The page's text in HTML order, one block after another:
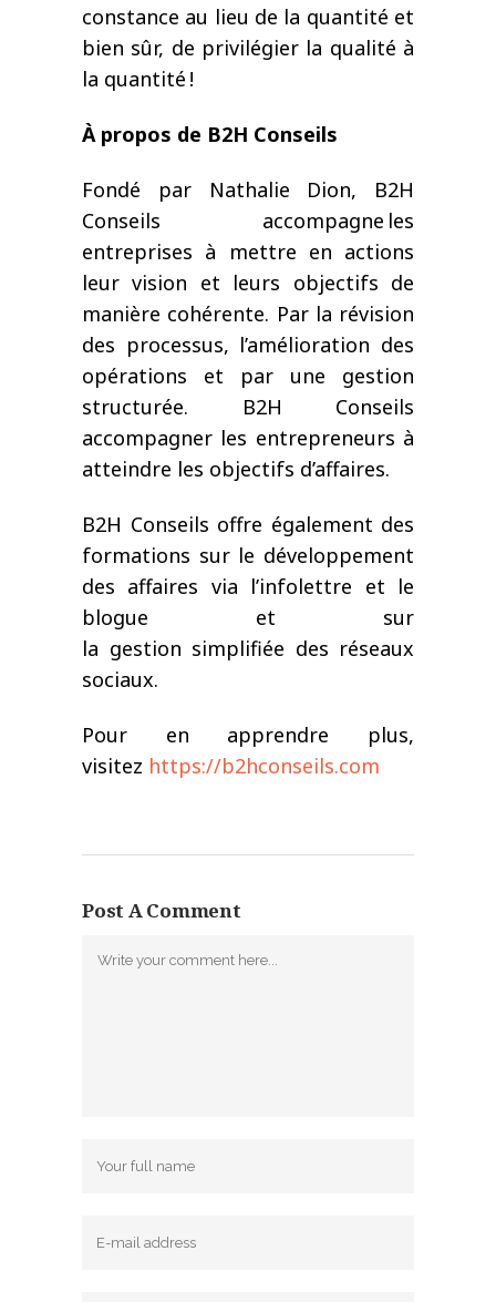
constance au lieu de la quantité et
bien sûr, de privilégier la qualité à
la quantité !
À propos de B2H Conseils
Fondé par Nathalie Dion, B2H
Conseils accompagne les
entreprises à mettre en actions
leur vision et leurs objectifs de
manière cohérente. Par la révision
des processus, l’amélioration des
opérations et par une gestion
structurée. B2H Conseils
accompagner les entrepreneurs à
atteindre les objectifs d’affaires.
B2H Conseils offre également des
formations sur le développement
des affaires via l’infolettre et le
blogue et sur
la gestion simplifiée des réseaux
sociaux.
Pour en apprendre plus,
visitez https://b2hconseils.com
Post A Comment